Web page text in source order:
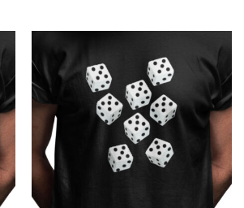
Tilføj til